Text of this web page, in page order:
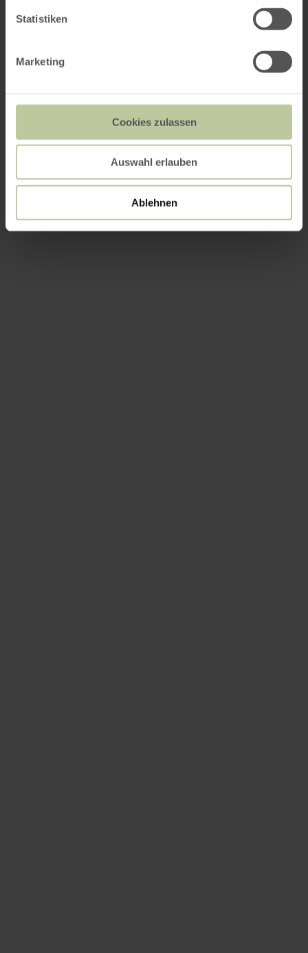
Statistiken
Marketing
Cookies zulassen
Auswahl erlauben
Ablehnen